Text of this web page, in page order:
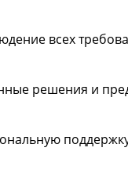
всех
решения и